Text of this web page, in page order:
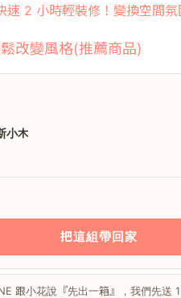
速 2 小時輕裝修！變換空間氛
改變風格(推薦商品)
小木
把這組帶回家
跟小花說『先出一箱』，我們先送